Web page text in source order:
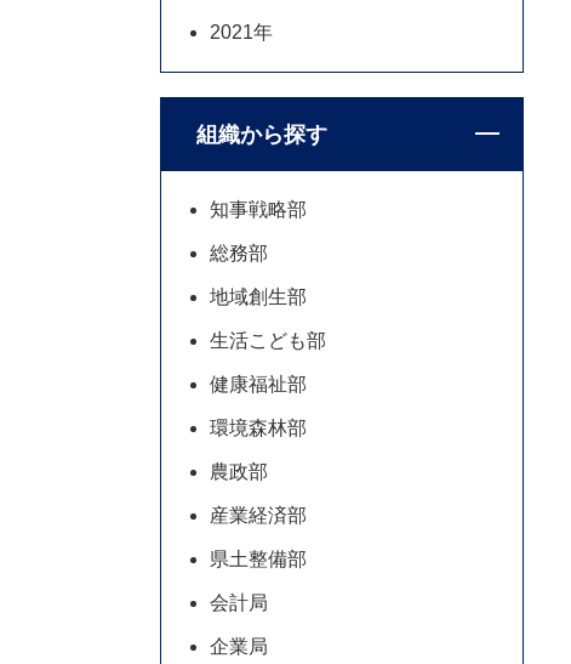
2021年
組織から探す
知事戦略部
総務部
地域創生部
生活こども部
健康福祉部
環境森林部
農政部
産業経済部
県土整備部
会計局
企業局